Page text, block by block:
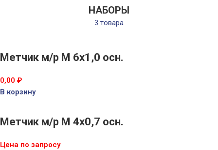
НАБОРЫ
3 товара
Метчик м/р М 6х1,0 осн.
0,00 ₽
В корзину
Метчик м/р М 4х0,7 осн.
Цена по запросу